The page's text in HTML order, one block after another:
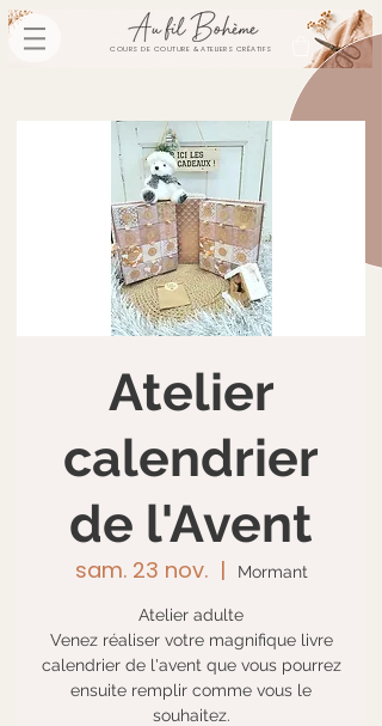
COURS DE COUTURE & ATELIERS CRÉATIFS
Atelier
calendrier
de l'Avent
sam. 23 nov.
  |
Mormant
Atelier adulte
Venez réaliser votre magnifique livre
calendrier de l'avent que vous pourrez
ensuite remplir comme vous le
souhaitez.